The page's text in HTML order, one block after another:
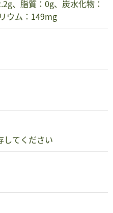
、脂質：0g、炭水化物：
ウム：149mg
してください